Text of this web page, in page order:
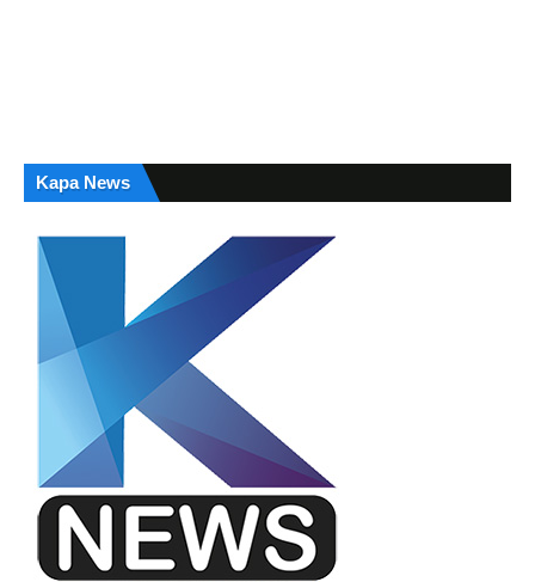
Kapa News